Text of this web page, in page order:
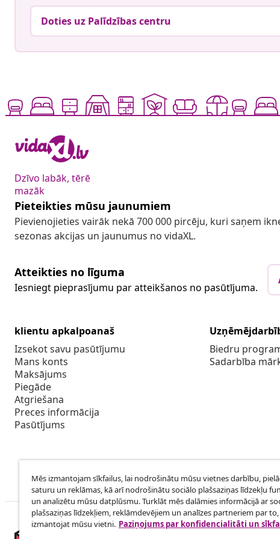
Doties uz Palīdzības centru
Dzīvo labāk, tērē
mazāk
Pieteikties mūsu jaunumiem
Pievienojieties vairāk nekā 700 000 pircēju, kuri saņem
sezonas akcijas un jaunumus no vidaXL.
Atteikties no līguma
Iesniegt pieprasījumu par atteikšanos no pasūtījuma.
klientu apkalpoanaš
Izsekot savu pasūtījumu
Mans konts
Maksājums
Piegāde
Atgriešana
Preces informācija
Pasūtījums
Biedru
Sadarbība
Mēs izmantojam sīkfailus, lai nodrošinātu mūsu vietnes darbību,
saturu un reklāmas, kā arī nodrošinātu sociālo plašsaziņas līdzekļu
un analizētu mūsu datplūsmu. Turklāt mēs dalāmies informācijā ar
plašsaziņas līdzekļiem, reklāmdevējiem un analīzes partneriem par
izmantojat mūsu vietni. Paziņojums par konfidencialitāti un